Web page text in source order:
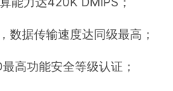
数据传输速度达同级最高；
高功能安全等级认证；